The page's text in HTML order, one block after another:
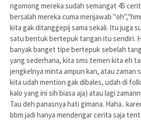
ngomong mereka sudah semangat 45
bersalah mereka cuma menjawab
kita gak ditanggepij sama sekali. Itu juga
satu bentuk bertepuk tangan itu sendiri.
banyak banget tipe bertepuk sebelah
yang sederhana, kita sms temen kita eh
jengkelnya minta ampun kan, atau
kita udah mention gak dibales, udah di
kalo yang ini sih biasa aja) atau lagi
Tau deh panasnya hati gimana. Haha..
bbm jadi hanya mendengar cerita saja